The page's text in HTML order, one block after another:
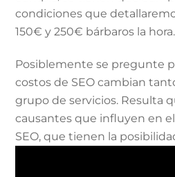
condiciones que
150€ y 250€ bárbaros la hora.
Posiblemente se pregunte
costos de SEO cambian
grupo de servicios. Resulta
causantes que influyen en
SEO, que tienen la